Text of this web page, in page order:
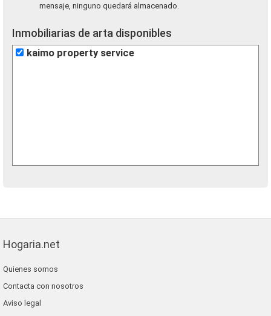
mensaje, ninguno quedará almacenado.
Inmobiliarias de arta disponibles
kaimo property service
Hogaria.net
Quienes somos
Contacta con nosotros
Aviso legal